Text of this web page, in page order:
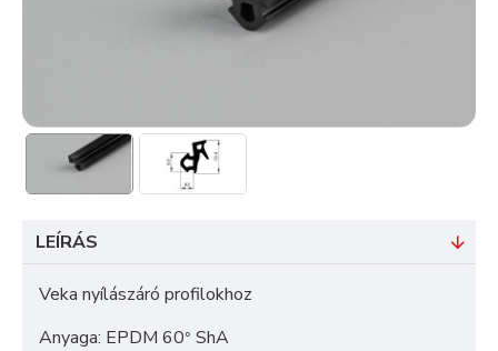
LEÍRÁS
Veka nyílászáró profilokhoz
Anyaga: EPDM 60° ShA